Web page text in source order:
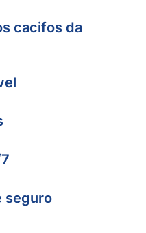
cacifos da
seguro